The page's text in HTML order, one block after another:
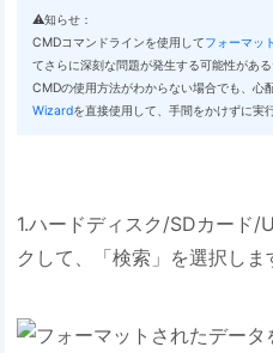
⚠️知らせ：
CMDコマンドラインを使用してフォーマッ
てさらに深刻な問題が発生する可能性があ
CMDの使用方法がわからない場合でも、心
Wizardを直接使用して、手間をかけずに実
1.ハードディスク/SDカード
クして、「検索」を選択しま